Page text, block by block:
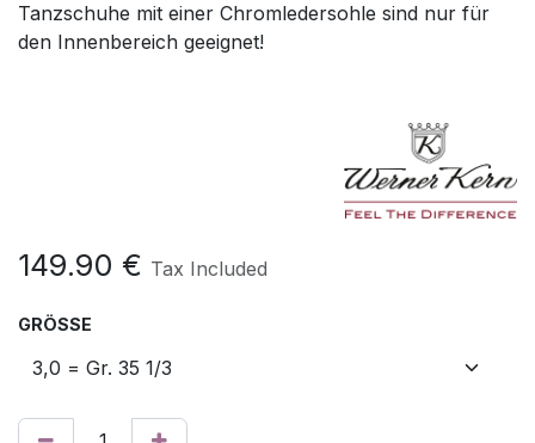
Tanzschuhe mit einer Chromledersohle sind nur für
den Innenbereich geeignet!
149.90 € Tax Included
GRÖSSE